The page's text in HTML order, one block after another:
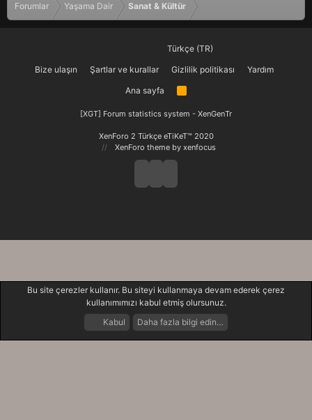
Forumlar Yaşama Dair Sanat & Kültür
Türkçe (TR)
Bize ulaşın
Şartlar ve kurallar Gizlilik politikası
Yardım
Ana sayfa
R
[XGT] Forum statistics system - XenGenTr
XenForo 2 Türkçe eTiKeT™ 2020
XenForo theme by xenfocus
Neler Yeni Giriş Yap
Bu site çerezler kullanır. Bu siteyi kullanmaya devam ederek çerez
kullanımımızı kabul etmiş olursunuz.
Kabul
Daha fazla bilgi edin…